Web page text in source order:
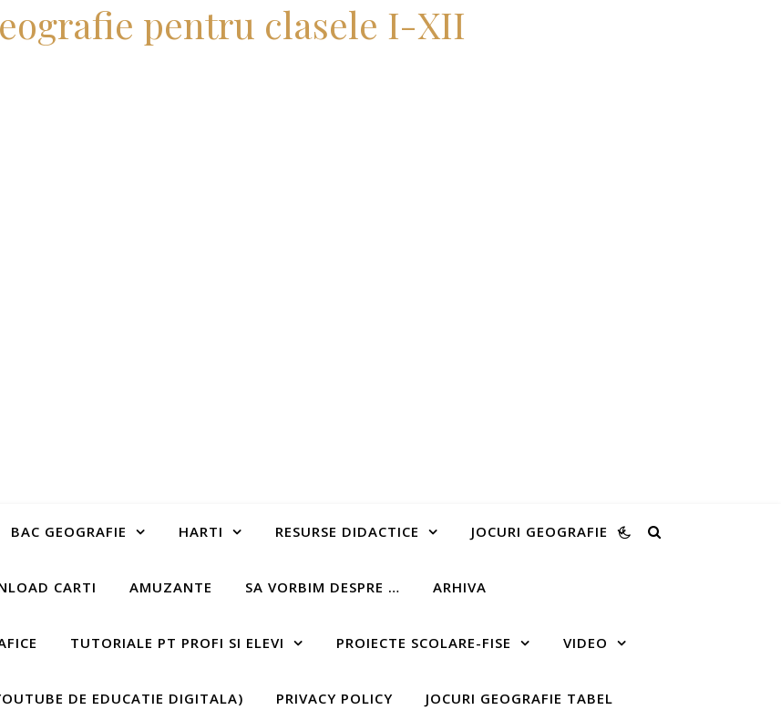
pentru clasele I-XII
BAC GEOGRAFIE HARTI RESURSE DIDACTICE JOCURI GEOGRAFIE
CARTI AMUZANTE SA VORBIM DESPRE … ARHIVA
TUTORIALE PT PROFI SI ELEVI PROIECTE SCOLARE-FISE VIDEO
DE EDUCATIE DIGITALA) PRIVACY POLICY JOCURI GEOGRAFIE TABEL